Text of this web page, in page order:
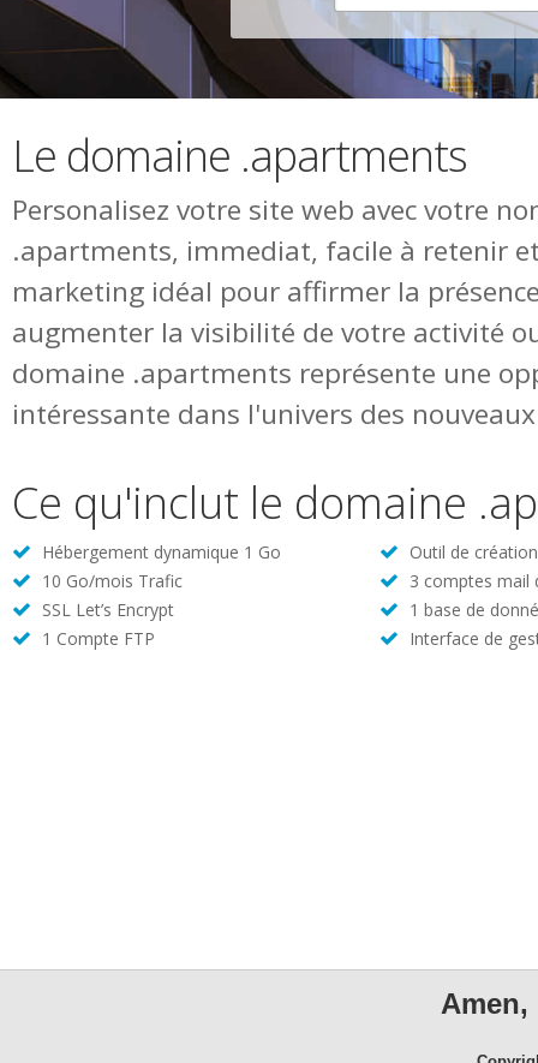
Le domaine .apartments
Personalisez votre site web avec votre
.apartments, immediat, facile à retenir
marketing idéal pour affirmer la
augmenter la visibilité de votre activité
domaine .apartments représente une
intéressante dans l'univers des
Ce qu'inclut le domaine
Hébergement dynamique 1 Go
Outil de
10 Go/mois Trafic
3 comptes mail
SSL Let’s Encrypt
1 base de
1 Compte FTP
Interface de